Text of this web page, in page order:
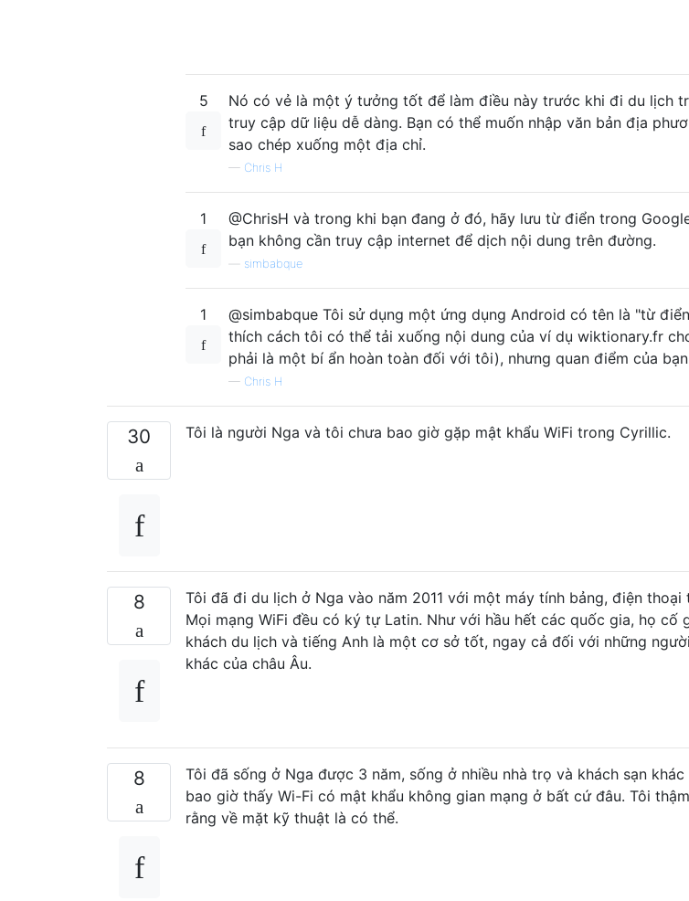
5
Nó có vẻ là một ý tưởng tốt để làm điều này trước khi đi du lịch
truy cập dữ liệu dễ dàng. Bạn có thể muốn nhập văn bản địa
sao chép xuống một địa chỉ.
— Chris H
1
@ChrisH và trong khi bạn đang ở đó, hãy lưu từ điển trong
bạn không cần truy cập internet để dịch nội dung trên đường.
simbabque
1
@simbabque Tôi sử dụng một ứng dụng Android có tên là "từ
thích cách tôi có thể tải xuống nội dung của ví dụ wiktionary.fr
phải là một bí ẩn hoàn toàn đối với tôi), nhưng quan điểm của
— Chris H
30 Tôi là người Nga và tôi chưa bao giờ gặp mật khẩu WiFi trong Cyrillic.
8
Tôi đã đi du lịch ở Nga vào năm 2011 với một máy tính bảng, điện thoại
Mọi mạng WiFi đều có ký tự Latin. Như với hầu hết các quốc gia, họ cố
khách du lịch và tiếng Anh là một cơ sở tốt, ngay cả đối với những
khác của châu Âu.
8
Tôi đã sống ở Nga được 3 năm, sống ở nhiều nhà trọ và khách sạn
bao giờ thấy Wi-Fi có mật khẩu không gian mạng ở bất cứ đâu. Tôi
rằng về mặt kỹ thuật là có thể.